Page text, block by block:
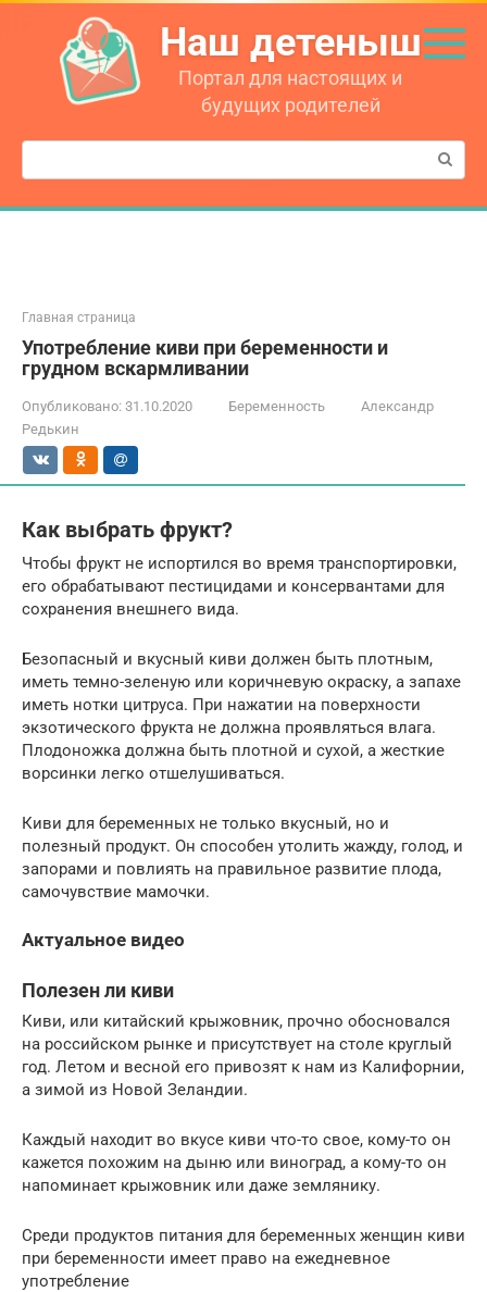
Перейти
контенту
Наш детеныш
Портал для настоящих и
будущих родителей
Поиск:
Главная страница
Употребление киви при беременности и
грудном вскармливании
Опубликовано: 31.10.2020 Беременность
Александр
Редькин
Как выбрать фрукт?
Чтобы фрукт не испортился во время транспортировки,
его обрабатывают пестицидами и консервантами для
сохранения внешнего вида.
Безопасный и вкусный киви должен быть плотным,
иметь темно-зеленую или коричневую окраску, а запахе
иметь нотки цитруса. При нажатии на поверхности
экзотического фрукта не должна проявляться влага.
Плодоножка должна быть плотной и сухой, а жесткие
ворсинки легко отшелушиваться.
Киви для беременных не только вкусный, но и
полезный продукт. Он способен утолить жажду, голод, и
запорами и повлиять на правильное развитие плода,
самочувствие мамочки.
Актуальное видео
Полезен ли киви
Киви, или китайский крыжовник, прочно обосновался
на российском рынке и присутствует на столе круглый
год. Летом и весной его привозят к нам из Калифорнии,
а зимой из Новой Зеландии.
Каждый находит во вкусе киви что-то свое, кому-то он
кажется похожим на дыню или виноград, а кому-то он
напоминает крыжовник или даже землянику.
Среди продуктов питания для беременных женщин киви
при беременности имеет право на ежедневное
употребление